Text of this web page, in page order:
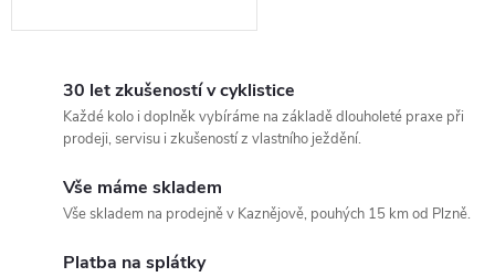
30 let zkušeností v cyklistice
Každé kolo i doplněk vybíráme na základě dlouholeté praxe při
prodeji, servisu i zkušeností z vlastního ježdění.
Vše máme skladem
Vše skladem na prodejně v Kaznějově, pouhých 15 km od Plzně.
Platba na splátky